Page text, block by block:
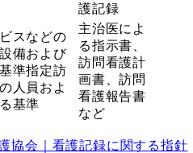
護記録
スなどの
備および
準指定訪
人員およ
基準
主治医によ
る指示書、
訪問看護計
画書、訪問
看護報告書
など
協会｜看護記録に関する指針